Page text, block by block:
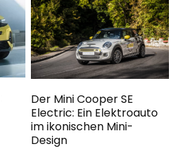
Der Mini Cooper SE
Electric: Ein Elektroauto
im ikonischen Mini-
Design